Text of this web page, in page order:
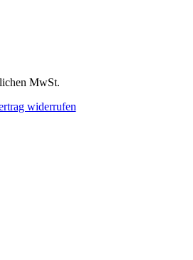
MwSt.
widerrufen